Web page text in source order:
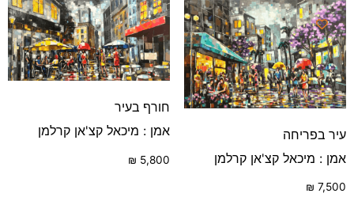
עיר בפריחה
אמן : מיכאל קצ'אן קרלמן
₪ 7,500
חורף בעיר
אמן : מיכאל קצ'אן קרלמן
₪ 5,800